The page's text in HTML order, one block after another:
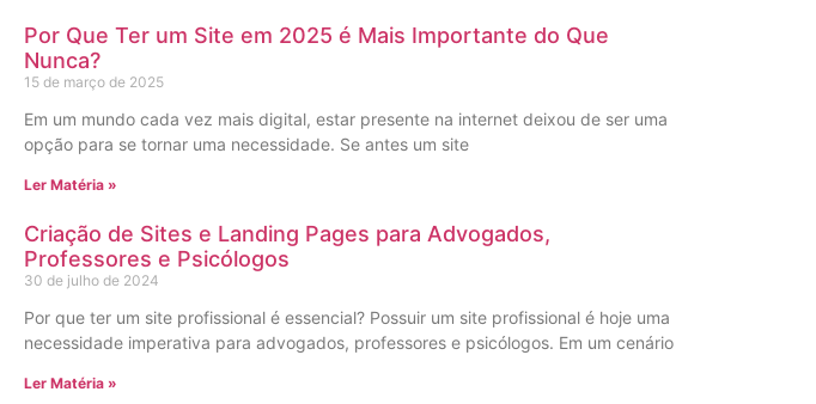
Por Que Ter um Site em 2025 é Mais Importante do Que
Nunca?
15 de março de 2025
Em um mundo cada vez mais digital, estar presente na internet deixou de ser uma
opção para se tornar uma necessidade. Se antes um site
Ler Matéria »
Criação de Sites e Landing Pages para Advogados,
Professores e Psicólogos
30 de julho de 2024
Por que ter um site profissional é essencial? Possuir um site profissional é hoje uma
necessidade imperativa para advogados, professores e psicólogos. Em um cenário
Ler Matéria »